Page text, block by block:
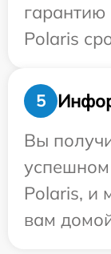
гарантию
Polaris
5
Вы
успешном
Polaris, и
вам